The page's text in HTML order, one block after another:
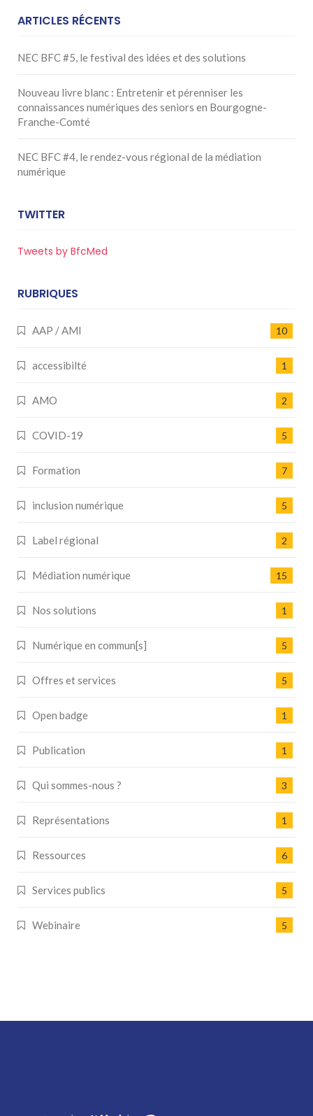
ARTICLES RÉCENTS
NEC BFC #5, le festival des idées et des solutions
Nouveau livre blanc : Entretenir et pérenniser les
connaissances numériques des seniors en Bourgogne-
Franche-Comté
NEC BFC #4, le rendez-vous régional de la médiation
numérique
TWITTER
Tweets by BfcMed
RUBRIQUES
AAP / AMI 10
accessibilté 1
AMO 2
COVID-19 5
Formation 7
inclusion numérique 5
Label régional 2
Médiation numérique 15
Nos solutions 1
Numérique en commun[s] 5
Offres et services 5
Open badge 1
Publication 1
Qui sommes-nous ? 3
Représentations 1
Ressources 6
Services publics 5
Webinaire 5